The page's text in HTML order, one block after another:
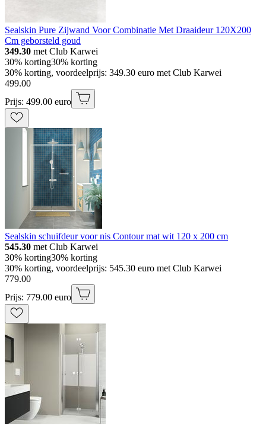
Sealskin Pure Zijwand Voor Combinatie Met Draaideur 120X200
Cm geborsteld goud
349.30 met Club Karwei
30% korting30% korting
30% korting, voordeelprijs: 349.30 euro met Club Karwei
499.00
Prijs: 499.00 euro
Sealskin schuifdeur voor nis Contour mat wit 120 x 200 cm
545.30 met Club Karwei
30% korting30% korting
30% korting, voordeelprijs: 545.30 euro met Club Karwei
779.00
Prijs: 779.00 euro